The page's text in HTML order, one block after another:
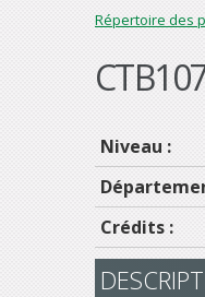
Répertoire des
Niveau :
Crédits :